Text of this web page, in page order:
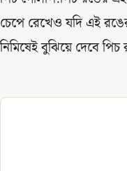
চেপে রেখেও যদি এই
নিমিষেই বুঝিয়ে দেবে